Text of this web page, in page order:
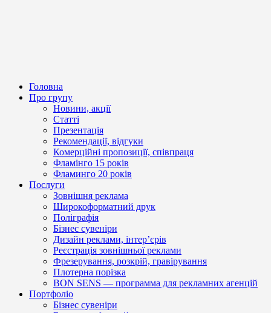
Головна
Про групу
Новини, акції
Статті
Презентація
Рекомендації, відгуки
Комерційні пропозиції, співпраця
Фламінго 15 років
Фламинго 20 років
Послуги
Зовнішня реклама
Широкоформатний друк
Поліграфія
Бізнес сувеніри
Дизайн реклами, інтер’єрів
Реєстрація зовнішньої реклами
Фрезерування, розкрій, гравірування
Плотерна порізка
BON SENS — программа для рекламних агенцій
Портфоліо
Бізнес сувеніри